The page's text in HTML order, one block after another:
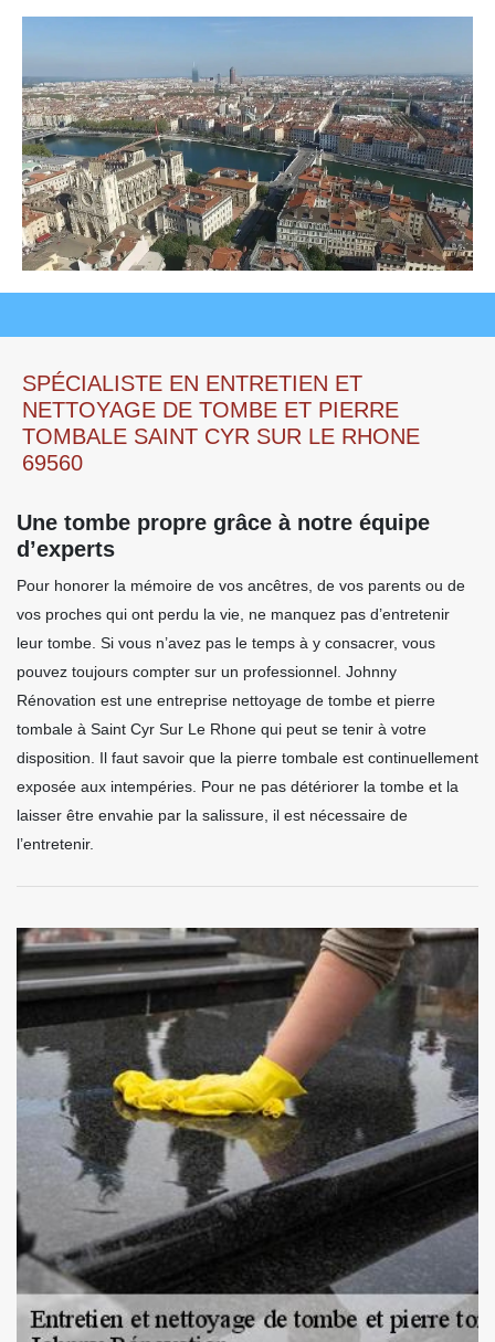
SPÉCIALISTE EN ENTRETIEN ET
NETTOYAGE DE TOMBE ET PIERRE
TOMBALE SAINT CYR SUR LE RHONE
69560
Une tombe propre grâce à notre équipe
d’experts
Pour honorer la mémoire de vos ancêtres, de vos parents ou de
vos proches qui ont perdu la vie, ne manquez pas d’entretenir
leur tombe. Si vous n’avez pas le temps à y consacrer, vous
pouvez toujours compter sur un professionnel. Johnny
Rénovation est une entreprise nettoyage de tombe et pierre
tombale à Saint Cyr Sur Le Rhone qui peut se tenir à votre
disposition. Il faut savoir que la pierre tombale est continuellement
exposée aux intempéries. Pour ne pas détériorer la tombe et la
laisser être envahie par la salissure, il est nécessaire de
l’entretenir.